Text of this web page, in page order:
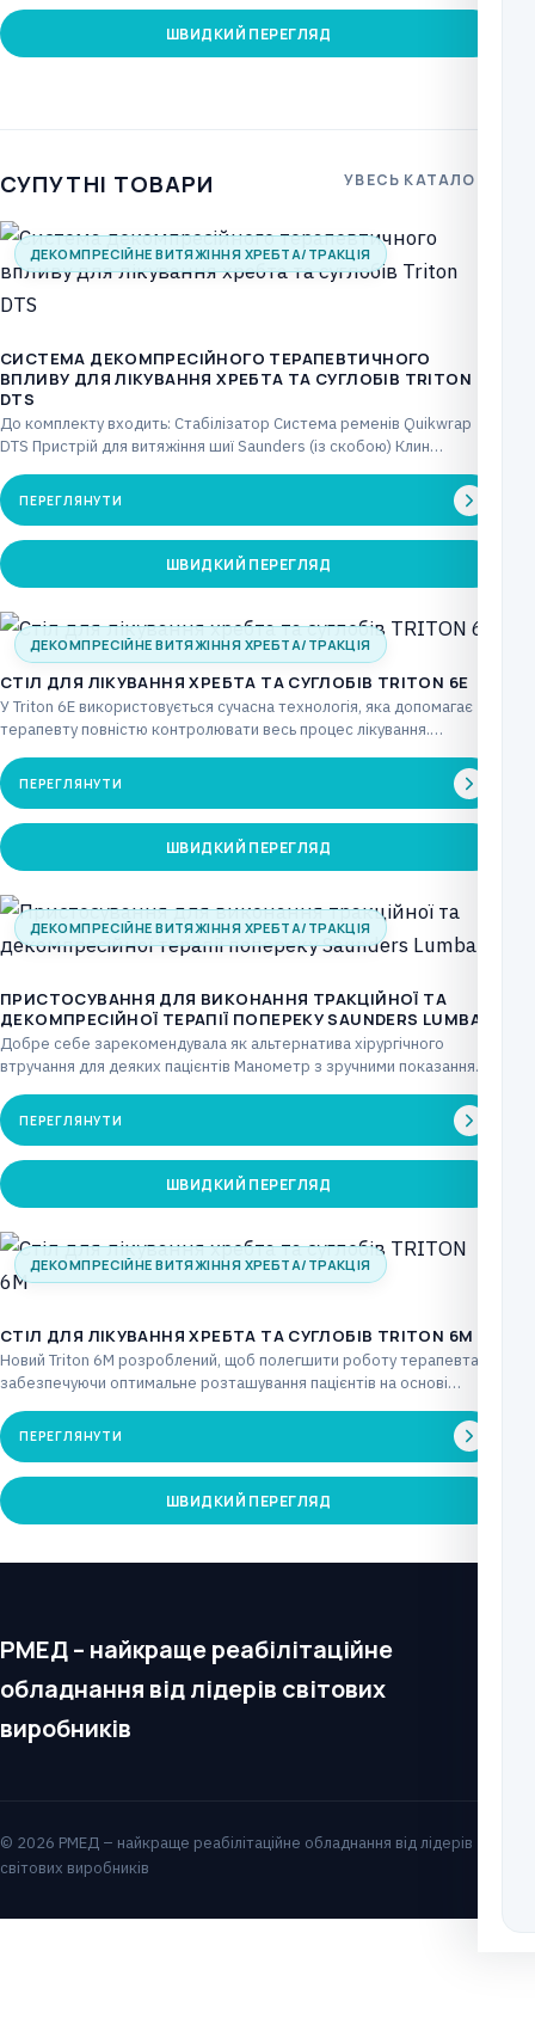
ШВИДКИЙ ПЕРЕГЛЯД
СУПУТНІ ТОВАРИ УВЕСЬ КАТАЛОГ
ДЕКОМПРЕСІЙНЕ ВИТЯЖІННЯ ХРЕБТА/ТРАКЦІЯ
СИСТЕМА ДЕКОМПРЕСІЙНОГО ТЕРАПЕВТИЧНОГО
ВПЛИВУ ДЛЯ ЛІКУВАННЯ ХРЕБТА ТА СУГЛОБІВ TRITON
DTS
До комплекту входить: Стабілізатор Система ременів Quikwrap
DTS Пристрій для витяжіння шиї Saunders (із скобою) Клин…
ПЕРЕГЛЯНУТИ
ШВИДКИЙ ПЕРЕГЛЯД
ДЕКОМПРЕСІЙНЕ ВИТЯЖІННЯ ХРЕБТА/ТРАКЦІЯ
CТІЛ ДЛЯ ЛІКУВАННЯ ХРЕБТА ТА СУГЛОБІВ TRITON 6E
У Triton 6E використовується сучасна технологія, яка допомагає
терапевту повністю контролювати весь процес лікування.
ПЕРЕГЛЯНУТИ
ШВИДКИЙ ПЕРЕГЛЯД
ДЕКОМПРЕСІЙНЕ ВИТЯЖІННЯ ХРЕБТА/ТРАКЦІЯ
ПРИСТОСУВАННЯ ДЛЯ ВИКОНАННЯ ТРАКЦІЙНОЇ ТА
ДЕКОМПРЕСІЙНОЇ ТЕРАПІЇ ПОПЕРЕКУ SAUNDERS LUMBAR
Добре себе зарекомендувала як альтернатива хірургічного
втручання для деяких пацієнтів Манометр з зручними показаннями
ПЕРЕГЛЯНУТИ
ШВИДКИЙ ПЕРЕГЛЯД
ДЕКОМПРЕСІЙНЕ ВИТЯЖІННЯ ХРЕБТА/ТРАКЦІЯ
CТІЛ ДЛЯ ЛІКУВАННЯ ХРЕБТА ТА СУГЛОБІВ TRITON 6M
Новий Triton 6M розроблений, щоб полегшити роботу терапевта,
забезпечуючи оптимальне розташування пацієнтів на основі
ПЕРЕГЛЯНУТИ
ШВИДКИЙ ПЕРЕГЛЯД
РМЕД – найкраще реабілітаційне
обладнання від лідерів світових
виробників
© 2026 РМЕД – найкраще реабілітаційне обладнання від лідерів
світових виробників